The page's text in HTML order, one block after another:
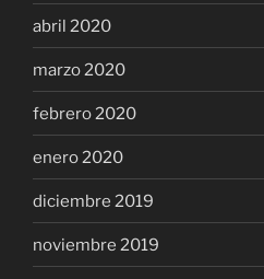
abril 2020
marzo 2020
febrero 2020
enero 2020
diciembre 2019
noviembre 2019